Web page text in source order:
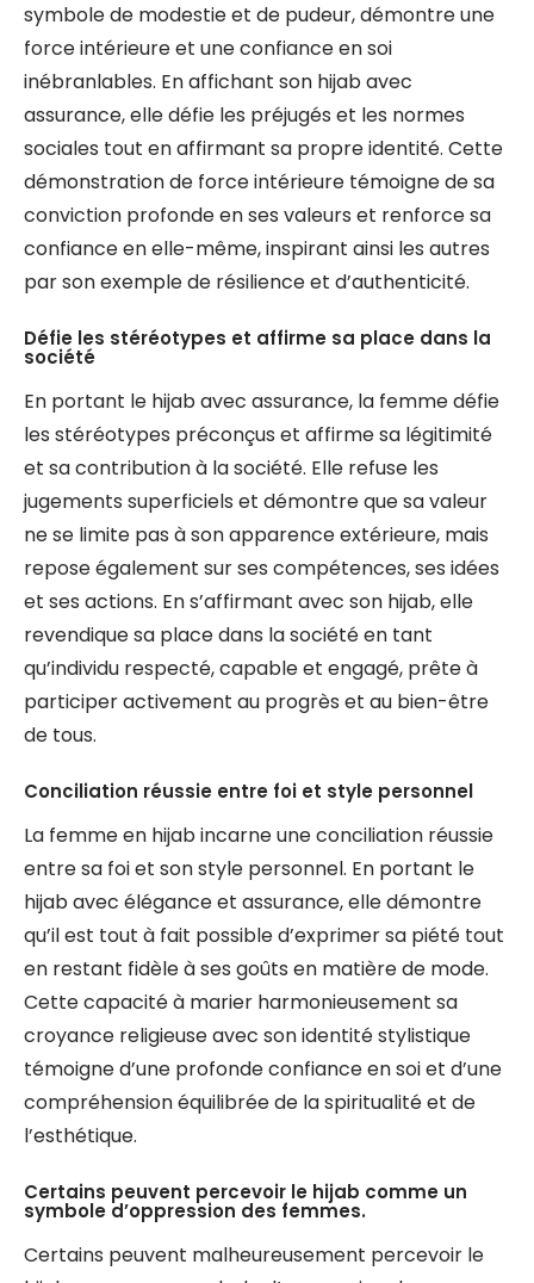
symbole de modestie et de pudeur, démontre une
force intérieure et une confiance en soi
inébranlables. En affichant son hijab avec
assurance, elle défie les préjugés et les normes
sociales tout en affirmant sa propre identité. Cette
démonstration de force intérieure témoigne de sa
conviction profonde en ses valeurs et renforce sa
confiance en elle-même, inspirant ainsi les autres
par son exemple de résilience et d’authenticité.
Défie les stéréotypes et affirme sa place dans la
société
En portant le hijab avec assurance, la femme défie
les stéréotypes préconçus et affirme sa légitimité
et sa contribution à la société. Elle refuse les
jugements superficiels et démontre que sa valeur
ne se limite pas à son apparence extérieure, mais
repose également sur ses compétences, ses idées
et ses actions. En s’affirmant avec son hijab, elle
revendique sa place dans la société en tant
qu’individu respecté, capable et engagé, prête à
participer activement au progrès et au bien-être
de tous.
Conciliation réussie entre foi et style personnel
La femme en hijab incarne une conciliation réussie
entre sa foi et son style personnel. En portant le
hijab avec élégance et assurance, elle démontre
qu’il est tout à fait possible d’exprimer sa piété tout
en restant fidèle à ses goûts en matière de mode.
Cette capacité à marier harmonieusement sa
croyance religieuse avec son identité stylistique
témoigne d’une profonde confiance en soi et d’une
compréhension équilibrée de la spiritualité et de
l’esthétique.
Certains peuvent percevoir le hijab comme un
symbole d’oppression des femmes.
Certains peuvent malheureusement percevoir le